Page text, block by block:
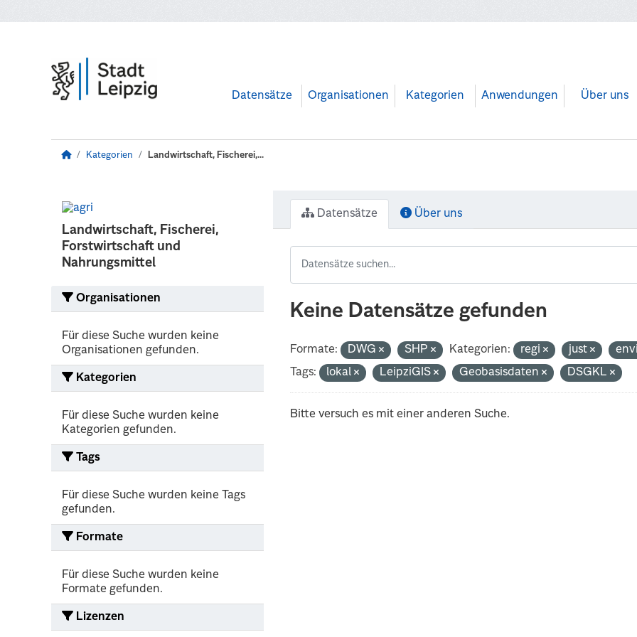
Datensätze Organisationen Kategorien Anwendungen Über uns
Kategorien Landwirtschaft, Fischerei,...
Landwirtschaft, Fischerei,
Forstwirtschaft und
Nahrungsmittel
Organisationen
Für diese Suche wurden keine
Organisationen gefunden.
Kategorien
Für diese Suche wurden keine
Kategorien gefunden.
Tags
Für diese Suche wurden keine Tags
gefunden.
Formate
Für diese Suche wurden keine
Formate gefunden.
Lizenzen
Datensätze Über uns
Keine Datensätze gefunden
Formate: DWG SHP Kategorien: regi just
Tags:
lokal LeipziGIS Geobasisdaten DSGKL
Bitte versuch es mit einer anderen Suche.